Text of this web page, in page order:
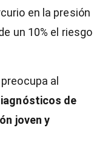
en la presión
un 10% el riesgo
al
de
joven y